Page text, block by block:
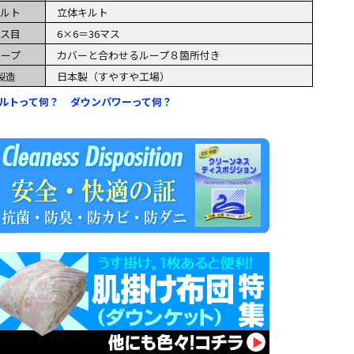
ト
立体キルト
目
6×6＝36マス
プ
カバーと合わせるループ８箇所付き
造
日本製（すやすや工場）
トって何？
ダウンパワーって何？